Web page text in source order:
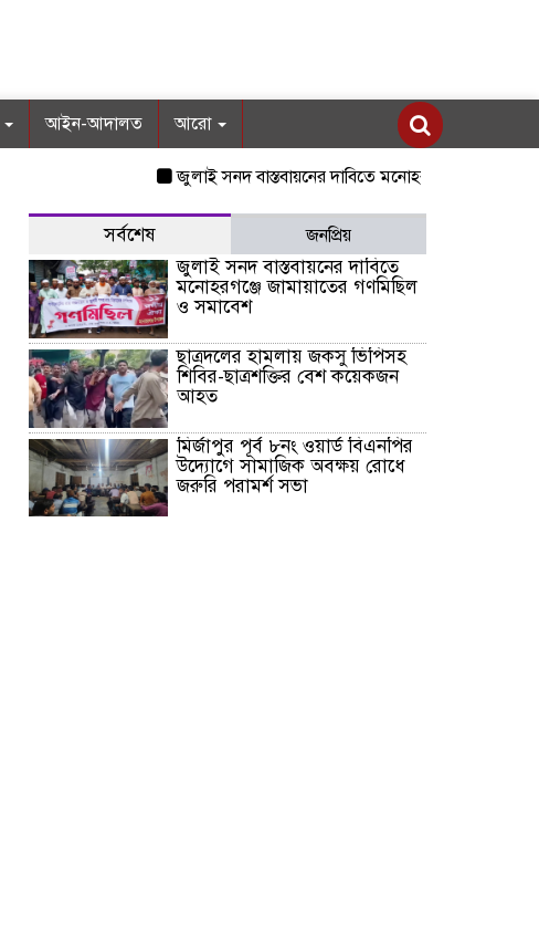
আইন-আদালত আরো
জুলাই সনদ বাস্তবায়নের দাবিতে মনোহরগঞ্জে জামায়াতের গণমিছিল
সর্বশেষ জনপ্রিয়
জুলাই সনদ বাস্তবায়নের দাবিতে
মনোহরগঞ্জে জামায়াতের গণমিছিল
ও সমাবেশ
ছাত্রদলের হামলায় জকসু ভিপিসহ
শিবির-ছাত্রশক্তির বেশ কয়েকজন
আহত
মির্জাপুর পূর্ব ৮নং ওয়ার্ড বিএনপির
উদ্যোগে সামাজিক অবক্ষয় রোধে
জরুরি পরামর্শ সভা